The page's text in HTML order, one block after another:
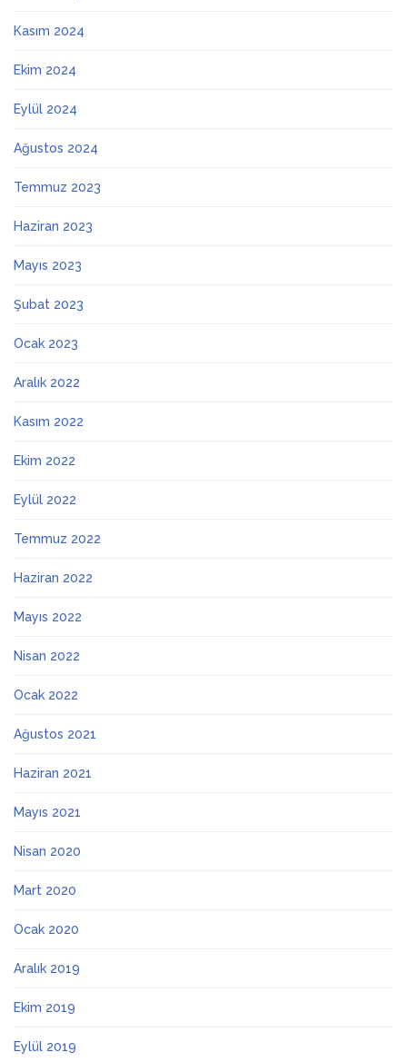
Kasım 2024
Ekim 2024
Eylül 2024
Ağustos 2024
Temmuz 2023
Haziran 2023
Mayıs 2023
Şubat 2023
Ocak 2023
Aralık 2022
Kasım 2022
Ekim 2022
Eylül 2022
Temmuz 2022
Haziran 2022
Mayıs 2022
Nisan 2022
Ocak 2022
Ağustos 2021
Haziran 2021
Mayıs 2021
Nisan 2020
Mart 2020
Ocak 2020
Aralık 2019
Ekim 2019
Eylül 2019